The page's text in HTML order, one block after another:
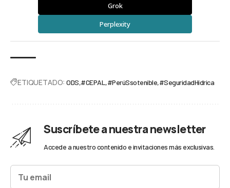
Grok
Perplexity
ETIQUETADO: ODS #CEPAL #PerúSsotenible #SeguridadHídrica
Suscríbete a nuestra newsletter
Accede a nuestro contenido e invitaciones más exclusivas.